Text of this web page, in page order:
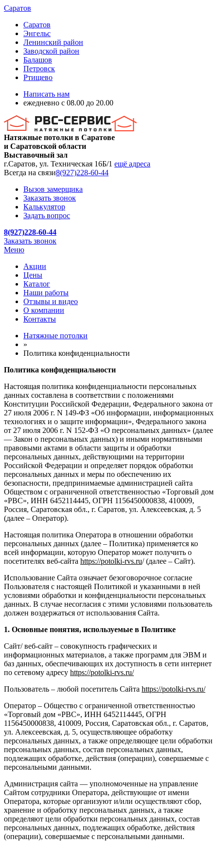
Саратов
Саратов
Энгельс
Ленинский район
Заводской район
Балашов
Петровск
Ртищево
Написать нам
ежедневно с 08.00 до 20.00
Натяжные потолки в Саратове
и Саратовской области
Выставочный зал
г.Саратов, ул. Техническая 16Б/1 ещё адреса
Всегда на связи8(927)228-60-44
Вызов замерщика
Заказать звонок
Калькулятор
Задать вопрос
8(927)228-60-44
Заказать звонок
Меню
Акции
Цены
Каталог
Наши работы
Отзывы и видео
О компании
Контакты
Натяжные потолки
»
Политика конфиденциальности
Политика конфиденциальности
Настоящая политика конфиденциальности персональных
данных составлена в соответствии с положениями
Конституции Российской Федерации, Федерального закона от
27 июля 2006 г. N 149-ФЗ «Об информации, информационных
технологиях и о защите информации», Федерального закона
от 27 июля 2006 г. N 152-ФЗ «О персональных данных» (далее
— Закон о персональных данных) и иными нормативными
правовыми актами в области защиты и обработки
персональных данных, действующими на территории
Российской Федерации и определяет порядок обработки
персональных данных и меры по обеспечению их
безопасности, предпринимаемые администрацией сайта
Обществом с ограниченной ответственностью «Торговый дом
«РВС», ИНН 6452114445, ОГРН 1156450000838, 410009,
Россия, Саратовская обл., г. Саратов, ул. Алексеевская, д. 5
(далее – Оператор).
Настоящая политика Оператора в отношении обработки
персональных данных (далее – Политика) применяется ко
всей информации, которую Оператор может получить о
посетителях веб-сайта https://potolki-rvs.ru/ (далее – Сайт).
Использование Сайта означает безоговорочное согласие
Пользователя с настоящей Политикой и указанными в ней
условиями обработки и конфиденциальности персональных
данных. В случае несогласия с этими условиями пользователь
должен воздержаться от использования Сайта.
1. Основные понятия, используемые в Политике
Сайт/ веб-сайт – совокупность графических и
информационных материалов, а также программ для ЭВМ и
баз данных, обеспечивающих их доступность в сети интернет
по сетевому адресу https://potolki-rvs.ru/
Пользователь – любой посетитель Сайта https://potolki-rvs.ru/
Оператор – Общество с ограниченной ответственностью
«Торговый дом «РВС», ИНН 6452114445, ОГРН
1156450000838, 410009, Россия, Саратовская обл., г. Саратов,
ул. Алексеевская, д. 5, осуществляющее обработку
персональных данных, а также определяющее цели обработки
персональных данных, состав персональных данных,
подлежащих обработке, действия (операции), совершаемые с
персональными данными.
Администрация сайта — уполномоченные на управление
Сайтом сотрудники Оператора, действующие от имени
Оператора, которые организуют и/или осуществляют сбор,
хранение и обработку персональных данных, а также
определяют цели обработки персональных данных, состав
персональных данных, подлежащих обработке, действия
(операции), совершаемые с персональными данными.